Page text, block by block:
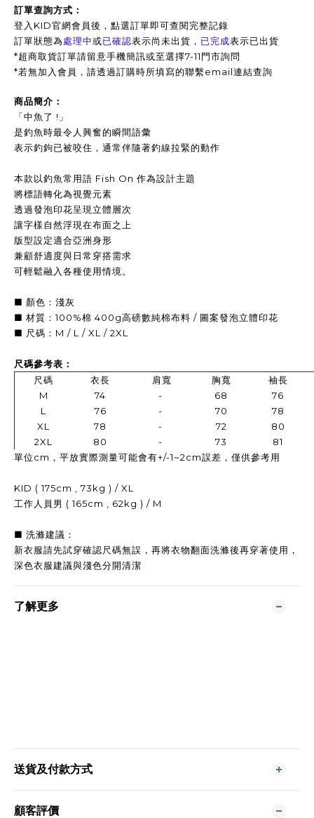
訂單查詢方式：
登入KID官網會員後，點選訂單即可查閱完整記錄
訂單狀態為處理中或已確認表示尚未出貨， 已完成表示已出貨
*超商取貨訂單請留意手機簡訊或至選擇7-11門市詢問
*若無加入會員，請透過訂購時所填寫的聯繫email連結查詢
商品簡介：
「中魚了 !」
是釣魚時最令人興奮的瞬間語彙
表示釣鉤已被咬住，通常伴隨著釣線拉緊的動作
本款以釣魚常用語 Fish On 作為設計主題
將標語轉化為視覺元素
透過發泡印花呈現立體層次
讓字樣自然浮現在布面之上
版型設定適合亞洲身形
兼顧舒適度與日常穿搭需求
可輕鬆融入各種使用情境。
■ 顏色：淺灰
■ 材質：100%棉 400g高磅數純棉布料 / 圖案發泡立體印花
■ 尺碼：M / L / XL / 2XL
尺碼參考表：
尺碼
衣長 肩寬 胸寬
袖長
M
74 - 68
76
L
76 - 70
78
XL
78 - 72
80
2XL
80 - 73
81
單位cm，平放實際測量可能會有+/-1~2cm誤差，僅供參考用
KID ( 175cm , 73kg ) / XL
工作人員男 ( 165cm , 62kg ) / M
■ 洗滌建議：
新衣服請先試穿確認尺碼無誤，再將衣物翻面洗滌後再穿著使用，
深色衣服建議與淺色分開清潔
了解更多
送貨及付款方式
顧客評價